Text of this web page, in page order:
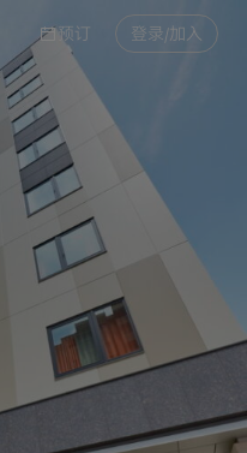
预订 登录/加入